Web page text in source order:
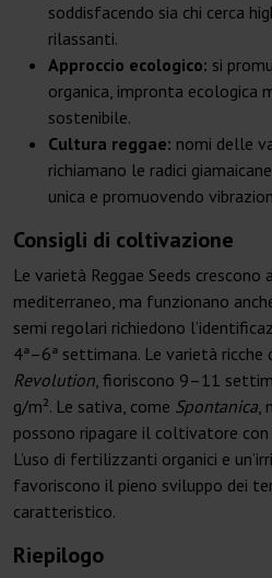
soddisfacendo sia chi cerca
rilassanti.
Approccio ecologico: si
organica, impronta ecologica
sostenibile.
Cultura reggae: nomi delle
richiamano le radici
unica e promuovendo
Consigli di coltivazione
Le varietà Reggae Seeds
mediterraneo, ma funzionano
semi regolari richiedono
4ª–6ª settimana. Le varietà ricche
Revolution, fioriscono 9–11
g/m². Le sativa, come Spontanica,
possono ripagare il coltivatore
L’uso di fertilizzanti organici e
favoriscono il pieno sviluppo dei
caratteristico.
Riepilogo